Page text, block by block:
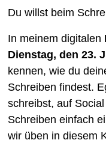
Du willst beim
In meinem digitalen
Dienstag, den 23.
kennen, wie du
Schreiben findest.
schreibst, auf
Schreiben einfach
wir üben in diesem